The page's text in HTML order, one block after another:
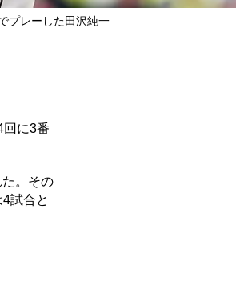
プレーした田沢純一
に3番
。その
試合と